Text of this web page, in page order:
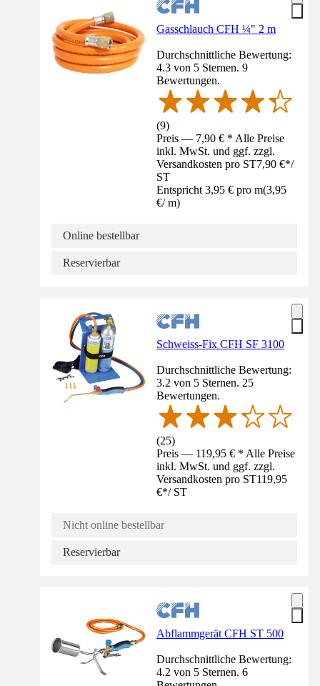
Gasschlauch CFH ¼" 2 m
Durchschnittliche Bewertung:
4.3 von 5 Sternen. 9
Bewertungen.
(9)
Preis — 7,90 € * Alle Preise
inkl. MwSt. und ggf. zzgl.
Versandkosten pro ST7,90 €*/
ST
Entspricht 3,95 € pro m(3,95
€/ m)
Online bestellbar
Reservierbar
Schweiss-Fix CFH SF 3100
Durchschnittliche Bewertung:
3.2 von 5 Sternen. 25
Bewertungen.
(25)
Preis — 119,95 € * Alle Preise
inkl. MwSt. und ggf. zzgl.
Versandkosten pro ST119,95
€*/ ST
Nicht online bestellbar
Reservierbar
Abflammgerät CFH ST 500
Durchschnittliche Bewertung:
4.2 von 5 Sternen. 6